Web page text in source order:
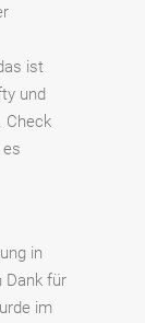
ist
und
Check
in
Dank für
im